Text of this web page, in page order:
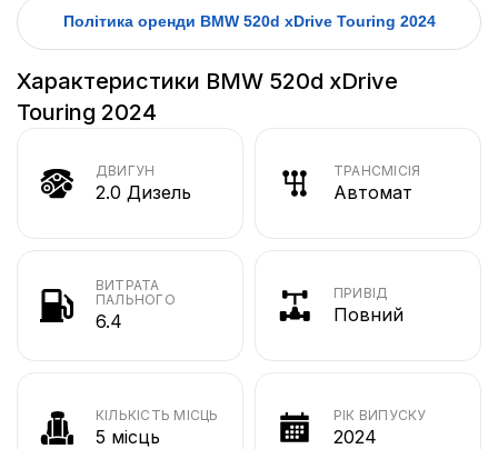
Політика оренди BMW 520d xDrive Touring 2024
Характеристики BMW 520d xDrive
Touring 2024
ДВИГУН
2.0 Дизель
ТРАНСМІСІЯ
Автомат
ВИТРАТА
ПАЛЬНОГО
6.4
ПРИВІД
Повний
КІЛЬКІСТЬ МІСЦЬ
5 місць
РІК ВИПУСКУ
2024